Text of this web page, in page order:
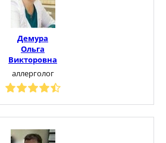
Демура
Ольга
Викторовна
аллерголог